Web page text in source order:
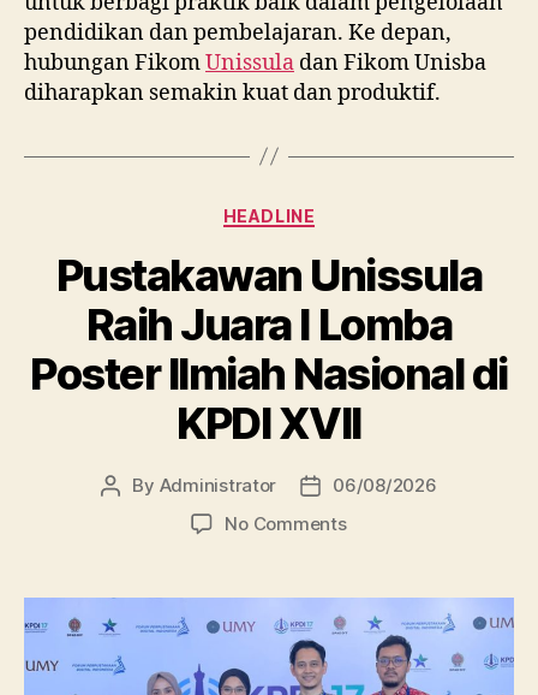
pendidikan dan pembelajaran. Ke depan,
hubungan FikomUnissula dan Fikom Unisba
diharapkan semakin kuat dan produktif.
Categories
HEADLINE
Pustakawan Unissula
Raih Juara I Lomba
Poster Ilmiah Nasional di
KPDI XVII
Post
By Administrator
Post
date
06/08/2026
No Commentson
Raih
Juara
Lomba